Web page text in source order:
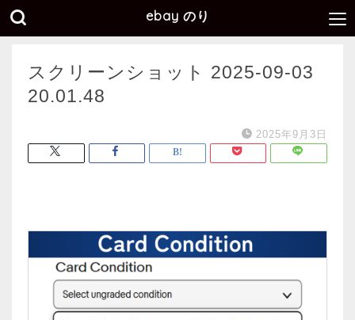
ebay のり
スクリーンショット 2025-09-03
20.01.48
2025年9月3日